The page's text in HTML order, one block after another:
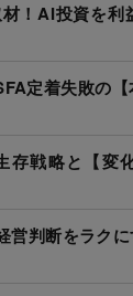
！AI投資を利
定着失敗の
存戦略と【変
営判断をラク